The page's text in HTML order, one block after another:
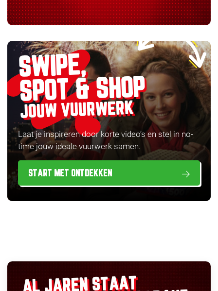
SWIPE,
SPOT & SHOP
JOUW VUURWERK
Laat je inspireren door korte video’s en stel in no-
time jouw ideale vuurwerk samen.
START MET ONTDEKKEN
AL JAREN STAAT